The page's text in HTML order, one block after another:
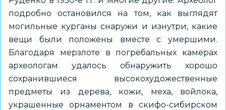
подробно остановился на том, как выглядят
могильные курганы снаружи и изнутри, какие
вещи были положены вместе с умершими.
Благодаря мерзлоте в погребальных камерах
археологам удалось обнаружить хорошо
сохранившиеся высокохудожественные
предметы из дерева, кожи, меха, войлока,
украшенные орнаментом в скифо-сибирском